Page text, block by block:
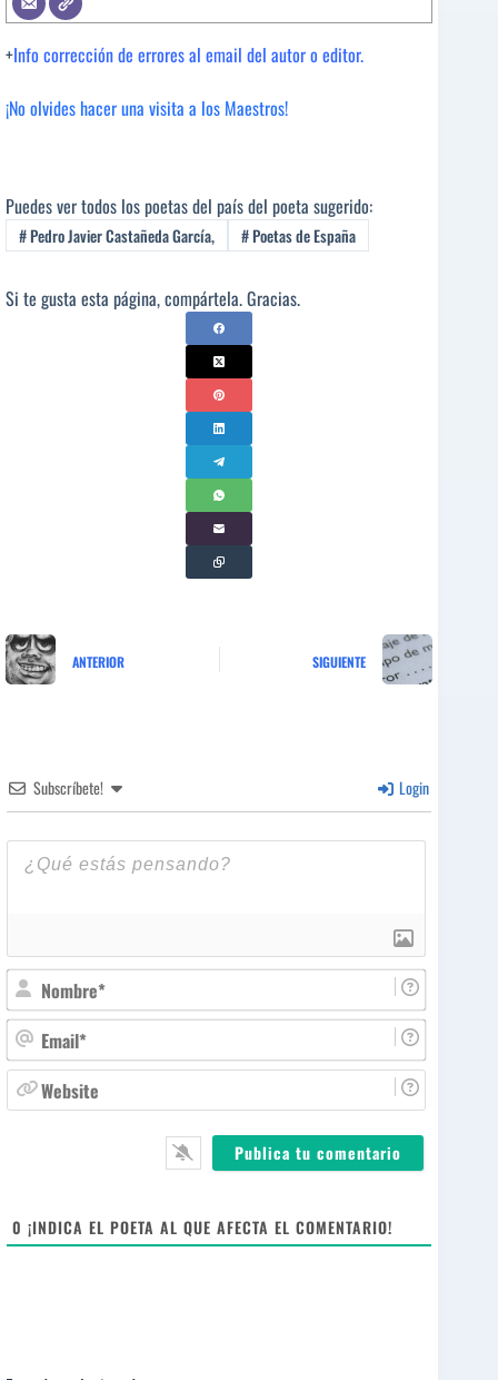
+Info corrección de errores al email del autor o editor.
¡No olvides hacer una visita a los Maestros!
Puedes ver todos los poetas del país del poeta sugerido:
#Pedro Javier Castañeda García, #Poetas de España
Si te gusta esta página, compártela. Gracias.
ANTERIOR SIGUIENTE
Subscríbete! Login
o
m
b
r
m
ie
0 ¡INDICA EL POETA AL QUE AFECTA EL COMENTARIO!